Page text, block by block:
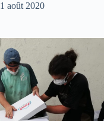
1 août 2020